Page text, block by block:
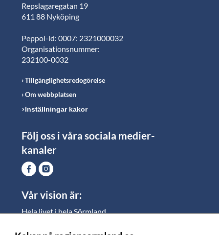
Repslagaregatan 19
611 88 Nyköping
Peppol-id: 0007: 2321000032
Organisationsnummer:
232100-0032
Tillgänglighetsredogörelse
Om webbplatsen
Inställningar kakor
Följ oss i våra sociala medier-
kanaler
Vår vision är:
Hela livet i hela Sörmland.
vi vill skapa jämlika möjligheter för både